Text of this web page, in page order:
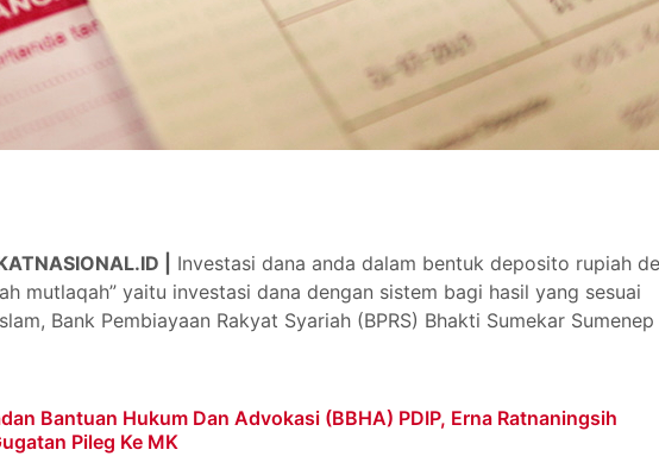
|
Investasi dana anda dalam bentuk deposito rupiah
mutlaqah” yaitu investasi dana dengan sistem bagi hasil yang sesuai
Bank Pembiayaan Rakyat Syariah (BPRS) Bhakti Sumekar Sumenep
Bantuan Hukum Dan Advokasi (BBHA) PDIP, Erna Ratnaningsih
Pileg Ke MK